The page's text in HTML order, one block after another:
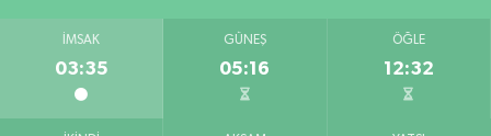
İMSAK
03:35
GÜNEŞ
05:16
ÖĞLE
12:32